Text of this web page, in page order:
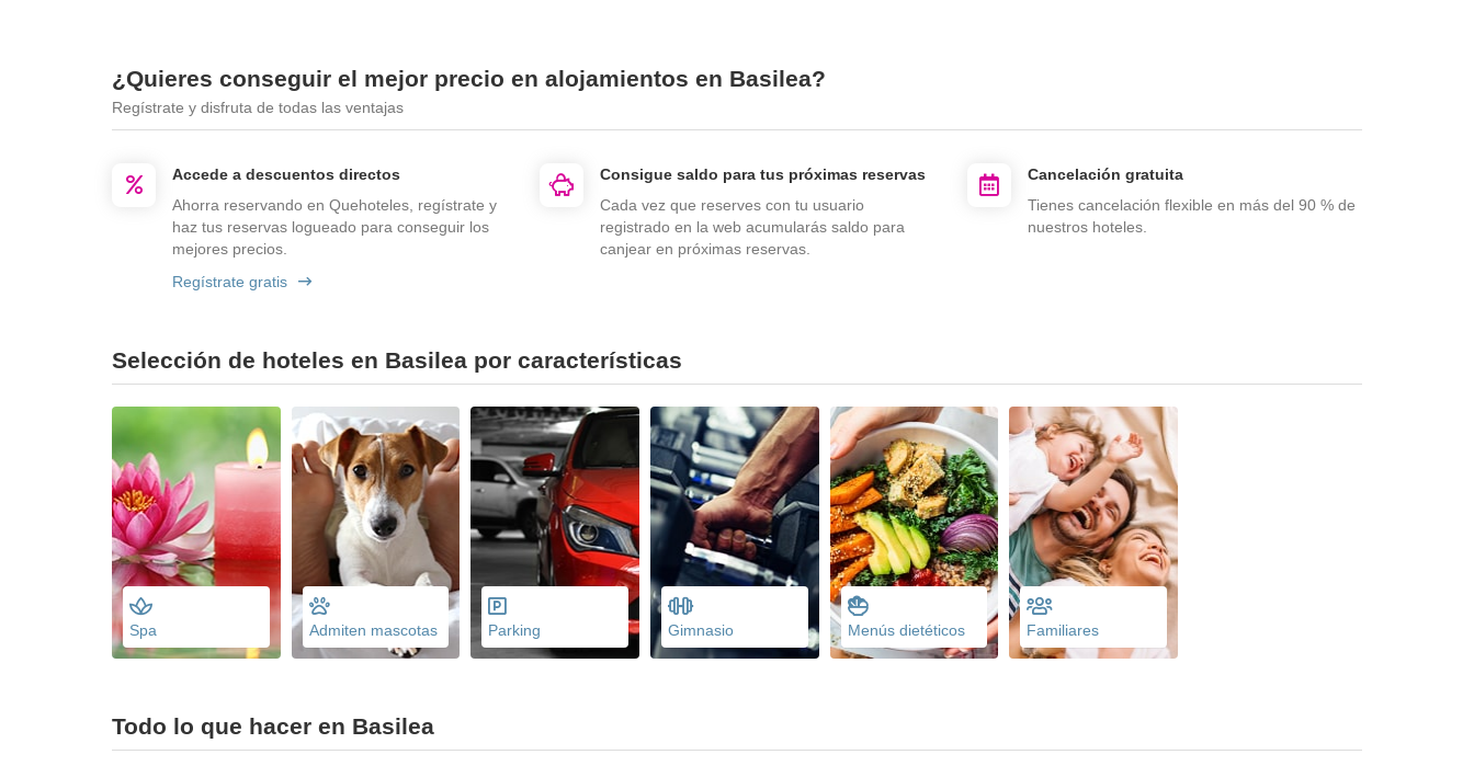
¿Quieres conseguir el mejor precio en alojamientos en Basilea?
Regístrate y disfruta de todas las ventajas
Accede a descuentos directos
Ahorra reservando en Quehoteles, regístrate y
haz tus reservas logueado para conseguir los
mejores precios.
Regístrate gratis
Consigue saldo para tus próximas reservas
Cada vez que reserves con tu usuario
registrado en la web acumularás saldo para
canjear en próximas reservas.
Cancelación gratuita
Tienes cancelación flexible en más del 90 % de
nuestros hoteles.
Selección de hoteles en Basilea por características
Spa Admiten mascotas Parking Gimnasio Menús dietéticos Familiares
Todo lo que hacer en Basilea